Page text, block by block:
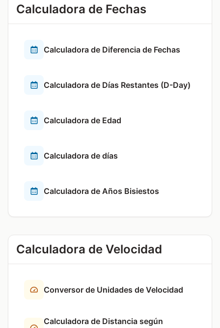
Calculadora de Fechas
Calculadora de Diferencia de Fechas
Calculadora de Días Restantes (D-Day)
Calculadora de Edad
Calculadora de días
Calculadora de Años Bisiestos
Calculadora de Velocidad
Conversor de Unidades de Velocidad
Calculadora de Distancia según